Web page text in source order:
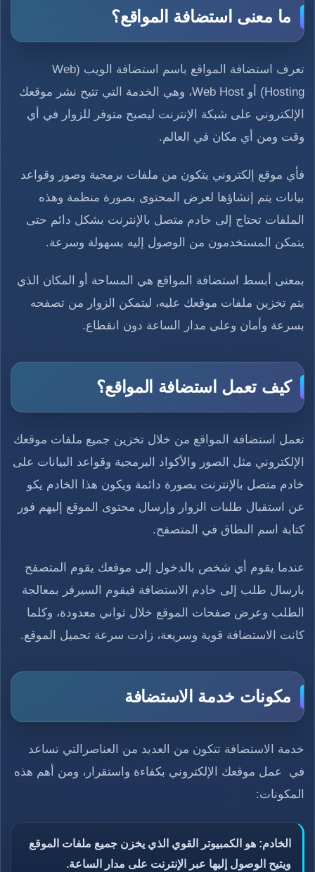
ما معنى استضافة المواقع؟
تعرف استضافة المواقع باسم استضافة الويب (Web
Hosting) أو Web Host، وهي الخدمة التي تتيح نشر موقعك
الإلكتروني على شبكة الإنترنت ليصبح متوفر للزوار في أي
وقت ومن أي مكان في العالم.
فأي موقع إلكتروني يتكون من ملفات برمجية وصور وقواعد
بيانات يتم إنشاؤها لعرض المحتوى بصورة منظمة وهذه
الملفات تحتاج إلى خادم متصل بالإنترنت بشكل دائم حتى
يتمكن المستخدمون من الوصول إليه بسهولة وسرعة.
بمعنى أبسط استضافة المواقع هي المساحة أو المكان الذي
يتم تخزين ملفات موقعك عليه، ليتمكن الزوار من تصفحه
بسرعة وأمان وعلى مدار الساعة دون انقطاع.
كيف تعمل استضافة المواقع؟
تعمل استضافة المواقع من خلال تخزين جميع ملفات موقعك
الإلكتروني مثل الصور والأكواد البرمجية وقواعد البيانات على
خادم متصل بالإنترنت بصورة دائمة ويكون هذا الخادم يكو
عن استقبال طلبات الزوار وإرسال محتوى الموقع إليهم فور
كتابة اسم النطاق في المتصفح.
عندما يقوم أي شخص بالدخول إلى موقعك يقوم المتصفح
بارسال طلب إلى خادم الاستضافة فيقوم السيرفر بمعالجة
الطلب وعرض صفحات الموقع خلال ثواني معدودة، وكلما
كانت الاستضافة قوية وسريعة، زادت سرعة تحميل الموقع.
مكونات خدمة الاستضافة
خدمة الاستضافة تتكون من العديد من العناصرالتي تساعد
في عمل موقعك الإلكتروني بكفاءة واستقرار، ومن أهم هذه
المكونات:
الخادم: هو الكمبيوتر القوي الذي يخزن جميع ملفات الموقع
ويتيح الوصول إليها عبر الإنترنت على مدار الساعة.